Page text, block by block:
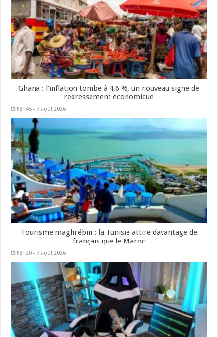
Ghana : l’inflation tombe à 4,6 %, un nouveau signe de
redressement économique
08h45 - 7 août 2026
Tourisme maghrébin : la Tunisie attire davantage de
français que le Maroc
08h20 - 7 août 2026